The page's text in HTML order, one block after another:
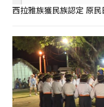
西拉雅族獲民族認定 原